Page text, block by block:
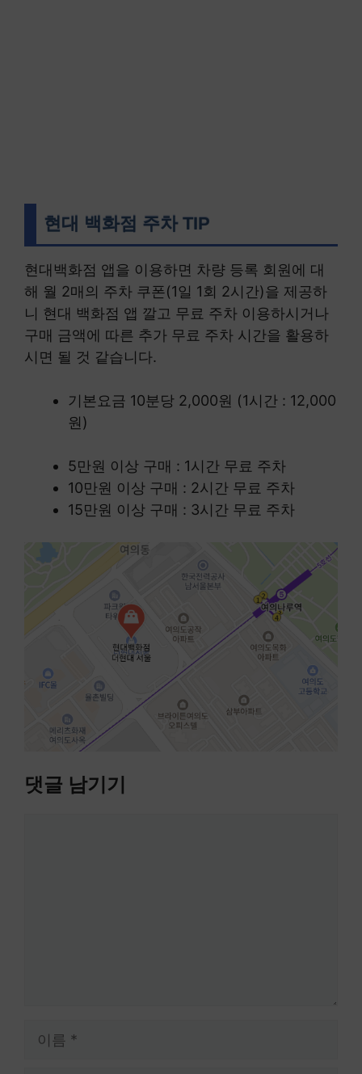
현대 백화점 주차 TIP
현대백화점 앱을 이용하면 차량 등록 회원에 대
해 월 2매의 주차 쿠폰(1일 1회 2시간)을 제공하
니 현대 백화점 앱 깔고 무료 주차 이용하시거나
구매 금액에 따른 추가 무료 주차 시간을 활용하
시면 될 것 같습니다.
기본요금 10분당 2,000원 (1시간 : 12,000
원)
5만원 이상 구매 : 1시간 무료 주차
10만원 이상 구매 : 2시간 무료 주차
15만원 이상 구매 : 3시간 무료 주차
댓글 남기기